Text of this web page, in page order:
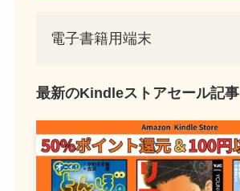
電子書籍用端末
最新のKindleストアセール記事